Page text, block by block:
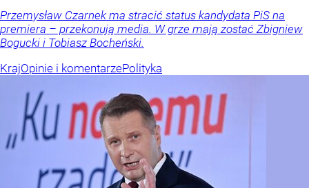
Przemysław Czarnek ma stracić status kandydata PiS na
premiera – przekonują media. W grze mają zostać Zbigniew
Bogucki i Tobiasz Bocheński.
KrajOpinie i komentarzePolityka